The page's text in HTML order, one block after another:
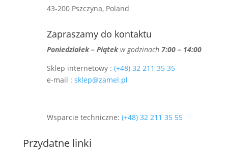
43-200 Pszczyna, Poland
Zapraszamy do kontaktu
Poniedziałek – Piątek w godzinach7:00 – 14:00
Sklep internetowy : (+48) 32 211 35 35
e-mail : sklep@zamel.pl
Wsparcie techniczne: (+48) 32 211 35 55
Przydatne linki